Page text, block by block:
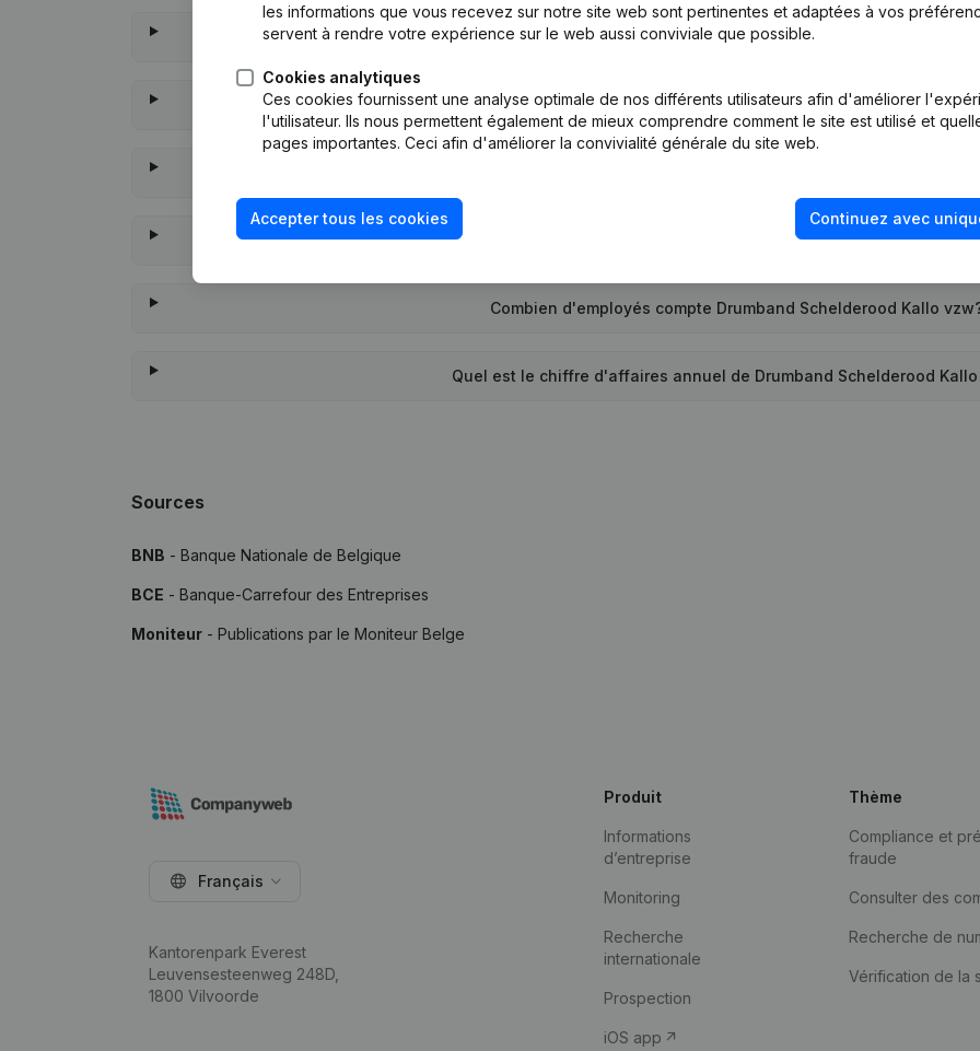
Quel est l'identifiant PEPPOL de Drumband Schelderood Kallo
Quand la société Drumband Schelderood Kallo vzw a-t-elle été
À quand remonte la dernière fois que Drumband Schelderood Kallo vzw a déposé
Combien d'employés compte Drumband Schelderood Kallo
Quel est le chiffre d'affaires annuel de Drumband Schelderood
Sources
BNB - Banque Nationale de Belgique
BCE - Banque-Carrefour des Entreprises
Moniteur - Publications par le Moniteur Belge
les informations que vous recevez sur notre site web sont pertinentes et adaptées à vos
servent à rendre votre expérience sur le web aussi conviviale que possible.
Cookies analytiques
Ces cookies fournissent une analyse optimale de nos différents utilisateurs afin d'améliorer
l'utilisateur. Ils nous permettent également de mieux comprendre comment le site est utilisé et
pages importantes. Ceci afin d'améliorer la convivialité générale du site web.
Accepter tous les cookies Continuez avec
Français
Kantorenpark Everest
Leuvensesteenweg 248D,
1800 Vilvoorde
Produit
Informations
d’entreprise
Monitoring
Recherche
internationale
Prospection
iOS app
Thème
Compliance et
fraude
Consulter des
Recherche de
Vérification de la